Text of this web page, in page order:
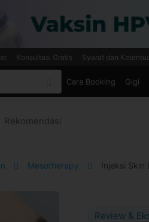
Konsultasi Gratis Syarat dan
Cara Booking Gigi
Rekomendasi
Mesotherapy Injeksi Skin
Review &